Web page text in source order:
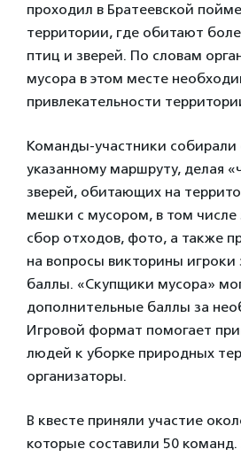
проходил в Братеевской
территории, где обитают
птиц и зверей. По словам
мусора в этом месте
привлекательности
Команды-участники
указанному маршруту, делая
зверей, обитающих на
мешки с мусором, в том числе
сбор отходов, фото, а также
на вопросы викторины
баллы. «Скупщики мусора»
дополнительные баллы за
Игровой формат помогает
людей к уборке природных
организаторы.
В квесте приняли участие
которые составили 50 команд.